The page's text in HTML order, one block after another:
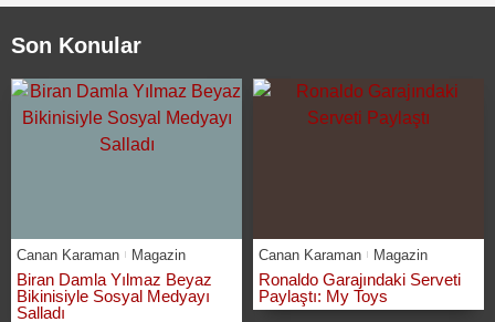
Son Konular
Canan Karaman Magazin
Biran Damla Yılmaz Beyaz
Bikinisiyle Sosyal Medyayı
Salladı
Canan Karaman Magazin
Ronaldo Garajındaki Serveti
Paylaştı: My Toys